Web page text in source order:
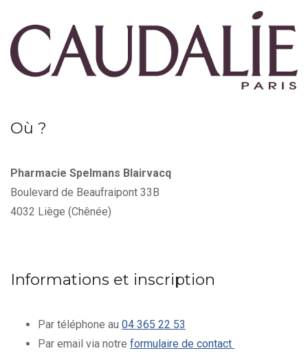
Où ?
Pharmacie Spelmans Blairvacq
Boulevard de Beaufraipont 33B
4032 Liège (Chênée)
Informations et inscription
Par téléphone au 04 365 22 53
Par email via notre formulaire de contact